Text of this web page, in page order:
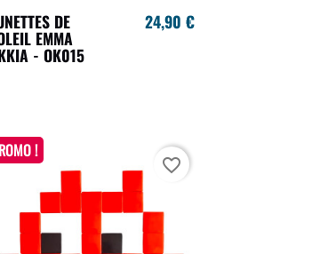
DE
EMMA
- OK015
24,90 €
!
favorite_border